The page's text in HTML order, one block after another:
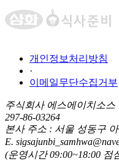
개인정보처리방침
·
이메일무단수집거부
주식회사 에스에이치소
297-86-03264
본사 주소 : 서울 성동구
E.
(운영시간 09:00~18:00 점